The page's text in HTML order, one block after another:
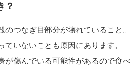
？
つなぎ目部分が壊れていること。
いないことも原因にあります。
が傷んでいる可能性があるので食